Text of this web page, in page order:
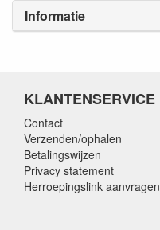
Informatie
KLANTENSERVICE
Contact
Verzenden/ophalen
Betalingswijzen
Privacy statement
Herroepingslink aanvragen